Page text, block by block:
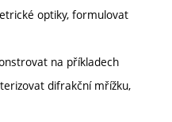
optiky, formulovat
na příkladech
difrakční mřížku,